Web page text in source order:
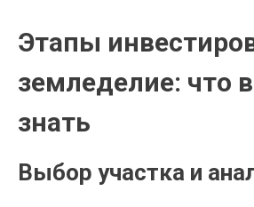
Этапы
земледелие: что
знать
Выбор участка и